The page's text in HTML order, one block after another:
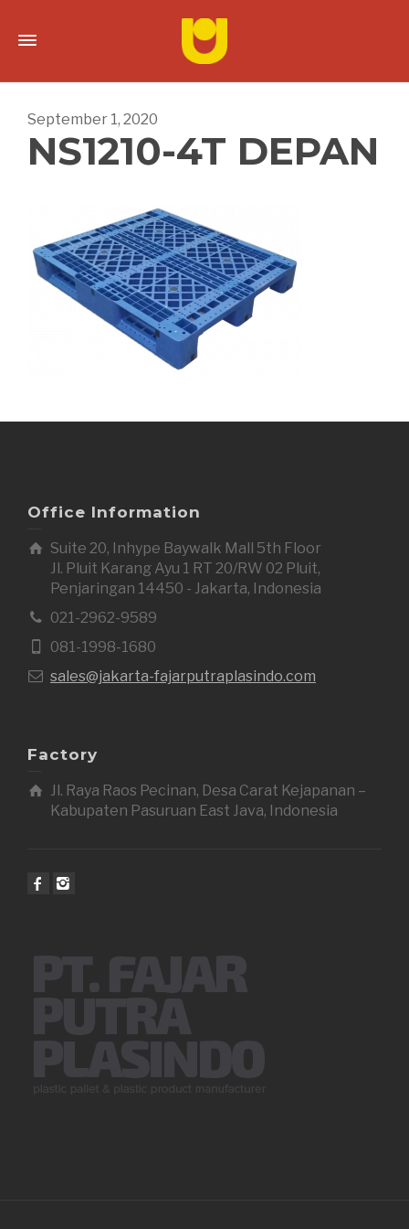
September 1, 2020
NS1210-4T DEPAN
Office Information
Suite 20, Inhype Baywalk Mall 5th Floor
Jl. Pluit Karang Ayu 1 RT 20/RW 02 Pluit,
Penjaringan 14450 - Jakarta, Indonesia
021-2962-9589
081-1998-1680
sales@jakarta-fajarputraplasindo.com
Factory
Jl. Raya Raos Pecinan, Desa Carat Kejapanan –
Kabupaten Pasuruan East Java, Indonesia